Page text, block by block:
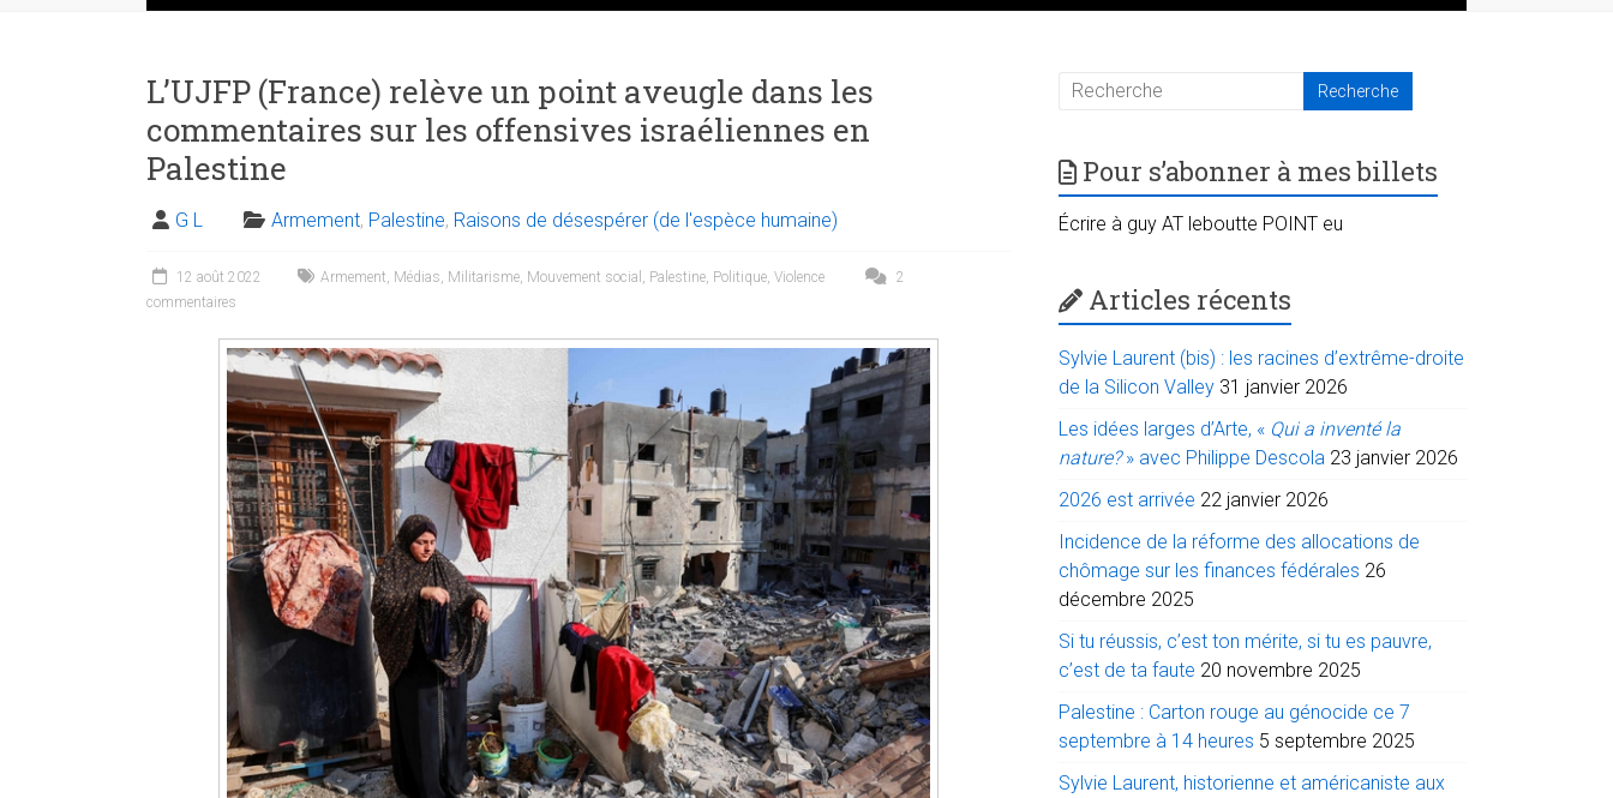
L’UJFP (France) relève un point aveugle dans les
commentaires sur les offensives israéliennes en
Palestine
G L Armement, Palestine, Raisons de désespérer (de l'espèce humaine)
12 août 2022 Armement Médias Militarisme Mouvement social Palestine Politique Violence
2
commentaires
Pour s’abonner à mes billets
Écrire à guy AT leboutte POINT eu
Articles récents
Sylvie Laurent (bis) : les racines d’extrême-droite
de la Silicon Valley 31 janvier 2026
Les idées larges d’Arte, « Qui a inventé la
nature?» avec Philippe Descola 23 janvier 2026
2026 est arrivée 22 janvier 2026
Incidence de la réforme des allocations de
chômage sur les finances fédérales 26
décembre 2025
Si tu réussis, c’est ton mérite, si tu es pauvre,
c’est de ta faute 20 novembre 2025
Palestine : Carton rouge au génocide ce 7
septembre à 14 heures 5 septembre 2025
Sylvie Laurent, historienne et américaniste aux